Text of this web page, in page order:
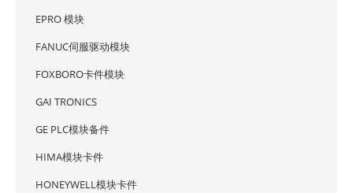
EPRO 模块
FANUC伺服驱动模块
FOXBORO卡件模块
GAI TRONICS
GE PLC模块备件
HIMA模块卡件
HONEYWELL模块卡件